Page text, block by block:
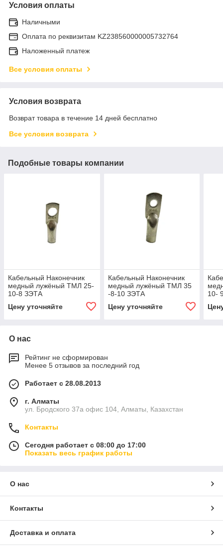
Условия оплаты
Наличными
Оплата по реквизитам KZ238560000005732764
Наложенный платеж
Все условия оплаты
Условия возврата
Возврат товара в течение 14 дней бесплатно
Все условия возврата
Подобные товары компании
Кабельный Наконечник
медный лужёный ТМЛ 25-
10-8 ЗЭТА
Цену уточняйте
Кабельный Наконечник
медный лужёный ТМЛ 35
-8-10 ЗЭТА
Цену уточняйте
10-
О нас
Рейтинг не сформирован
Менее 5 отзывов за последний год
Работает с 28.08.2013
г. Алматы
ул. Бродского 37а офис 104, Алматы, Казахстан
Контакты
Сегодня работает с 08:00 до 17:00
Показать весь график работы
О нас
Контакты
Доставка и оплата